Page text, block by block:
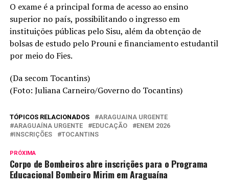
O exame é a principal forma de acesso ao ensino
superior no país, possibilitando o ingresso em
instituições públicas pelo Sisu, além da obtenção de
bolsas de estudo pelo Prouni e financiamento estudantil
por meio do Fies.
(Da secom Tocantins)
(Foto: Juliana Carneiro/Governo do Tocantins)
TÓPICOS RELACIONADOS
ARAGUAINA URGENTE
ARAGUAÍNA URGENTE
EDUCAÇÃO
ENEM 2026
INSCRIÇÕES
TOCANTINS
PRÓXIMA
Corpo de Bombeiros abre inscrições para o Programa
Educacional Bombeiro Mirim em Araguaína